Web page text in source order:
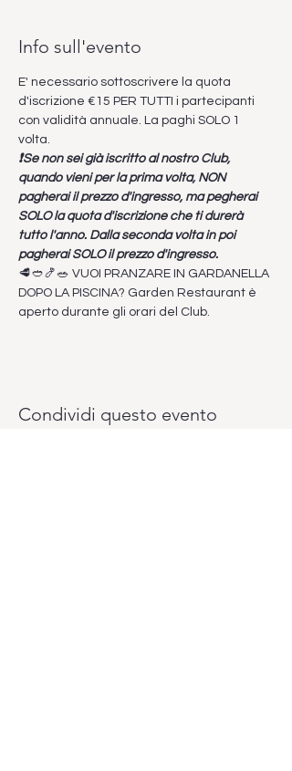
Info sull'evento
E' necessario sottoscrivere la quota
d'iscrizione €15 PER TUTTI i partecipanti
con validità annuale. La paghi SOLO 1
volta.
❗Se non sei già iscritto al nostro Club,
quando vieni per la prima volta, NON
pagherai il prezzo d'ingresso, ma pegherai
SOLO la quota d'iscrizione che ti durerà
tutto l'anno. Dalla seconda volta in poi
pagherai SOLO il prezzo d'ingresso.
🥩🥙🍤🥗 VUOI PRANZARE IN GARDANELLA
DOPO LA PISCINA? Garden Restaurant è
aperto durante gli orari del Club.
Condividi questo evento